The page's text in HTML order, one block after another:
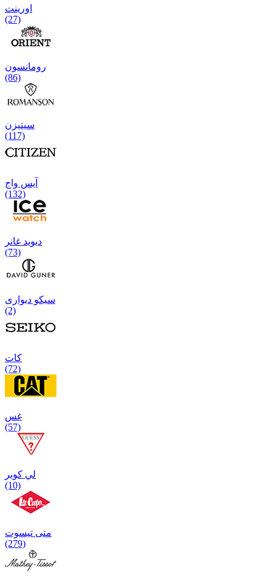
اورینت
(27)
رومانسون
(86)
سیتیزن
(117)
آیس واج
(132)
دیوید غانر
(73)
سیکو دیواری
(2)
كات
(72)
غس
(57)
لي كوبر
(10)
متی تیسوت
(279)